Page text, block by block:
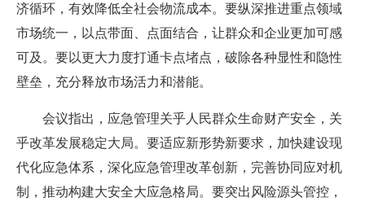
济循环，有效降低全社会物流成本。要纵深推进重点领域
市场统一，以点带面、点面结合，让群众和企业更加可感
可及。要以更大力度打通卡点堵点，破除各种显性和隐性
壁垒，充分释放市场活力和潜能。
会议指出，应急管理关乎人民群众生命财产安全，关
乎改革发展稳定大局。要适应新形势新要求，加快建设现
代化应急体系，深化应急管理改革创新，完善协同应对机
制，推动构建大安全大应急格局。要突出风险源头管控，